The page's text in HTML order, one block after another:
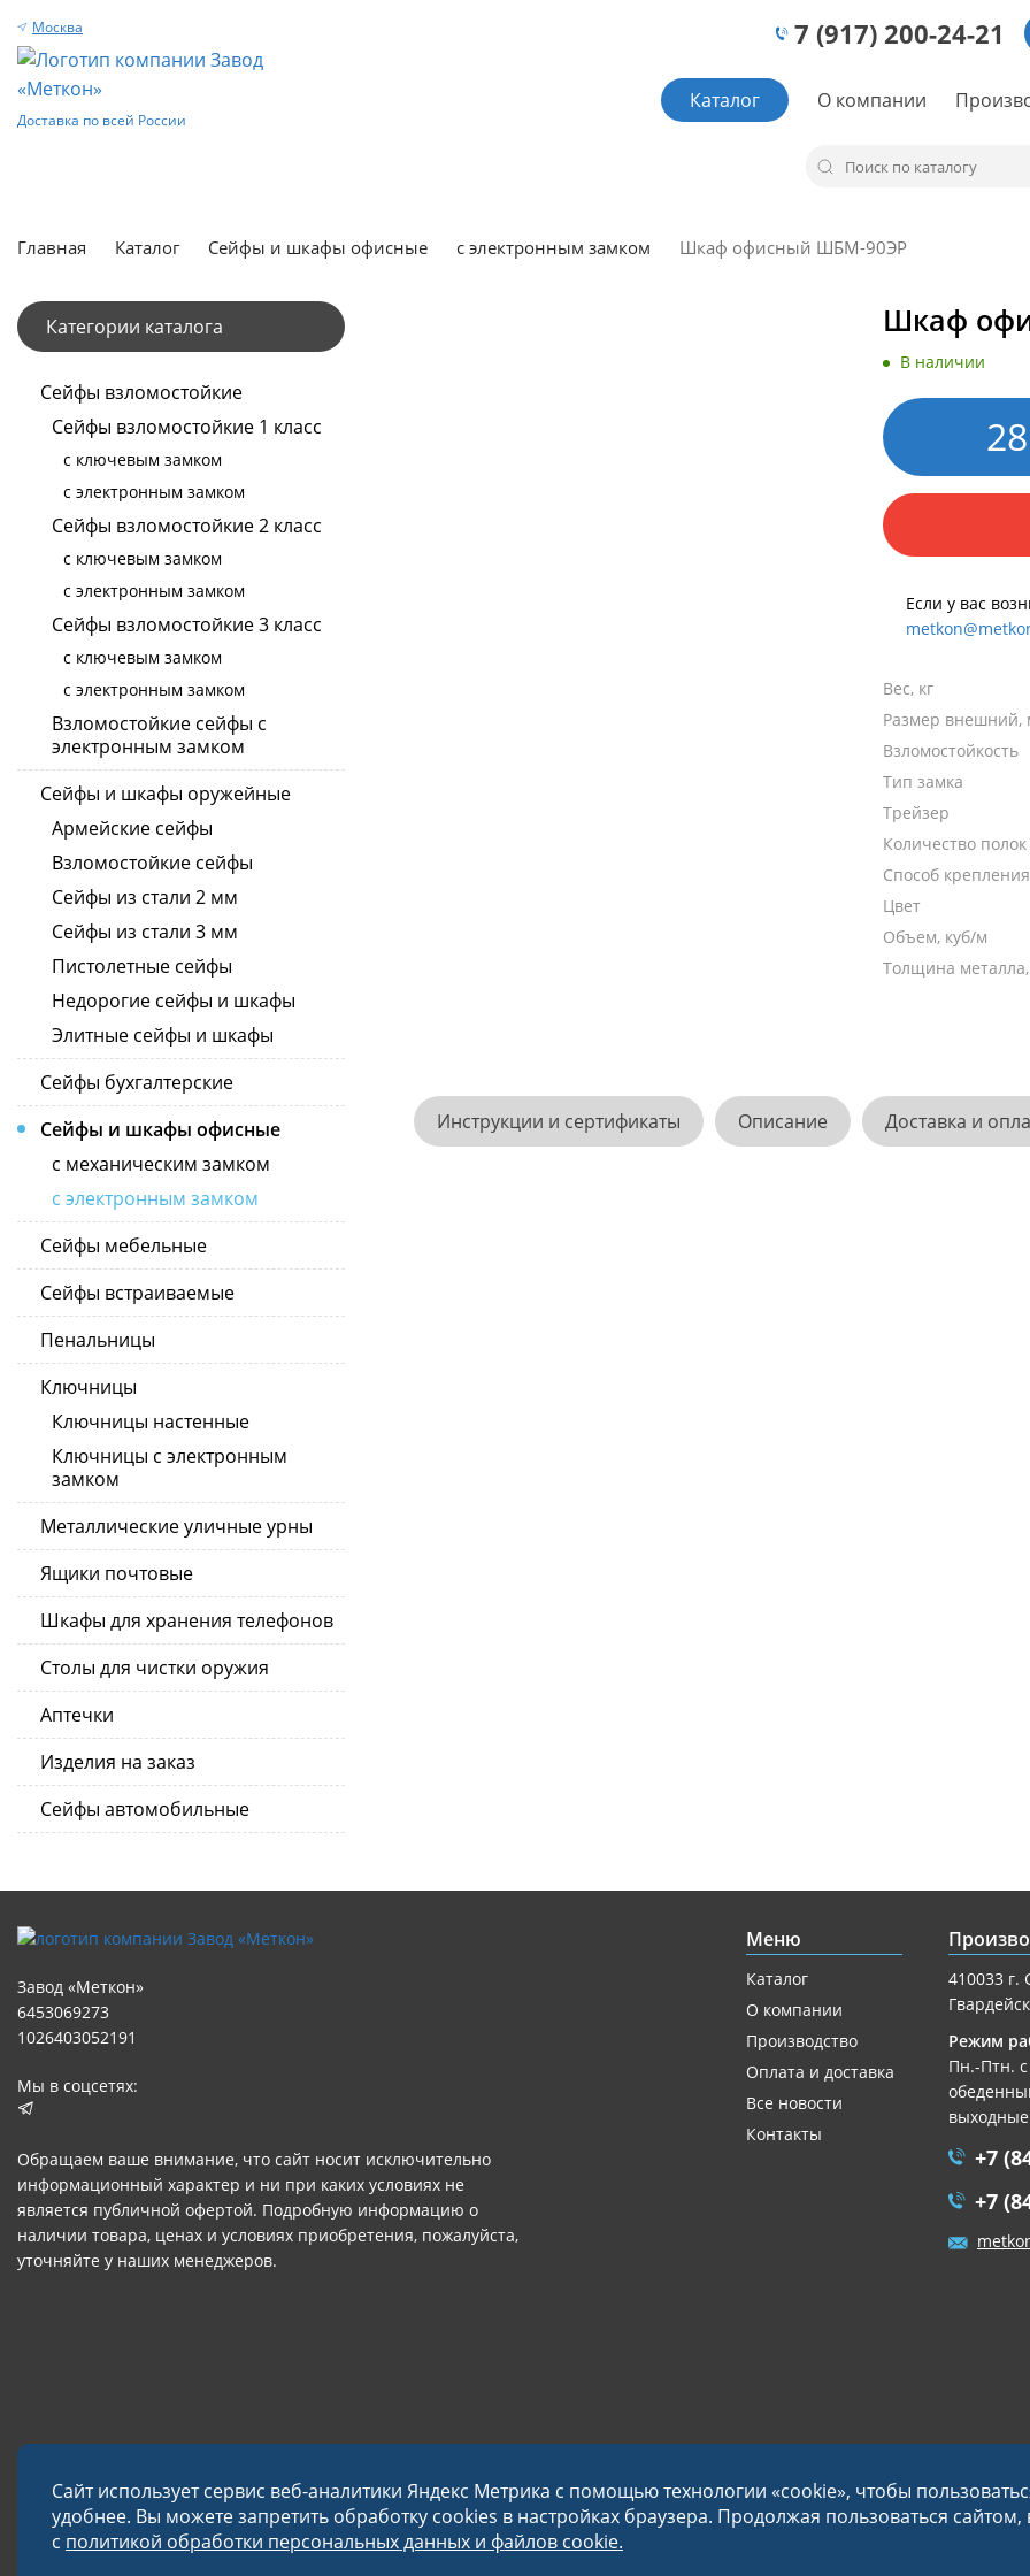
Москва
Доставка по всей России
7 (917) 200-24-21
Каталог О компании
Главная Каталог Сейфы и шкафы офисные с электронным замком Шкаф офисный ШБМ-90ЭР
Категории каталога
Сейфы взломостойкие
Сейфы взломостойкие 1 класс
с ключевым замком
с электронным замком
Сейфы взломостойкие 2 класс
с ключевым замком
с электронным замком
Сейфы взломостойкие 3 класс
с ключевым замком
с электронным замком
Взломостойкие сейфы с
электронным замком
Сейфы и шкафы оружейные
Армейские сейфы
Взломостойкие сейфы
Сейфы из стали 2 мм
Сейфы из стали 3 мм
Пистолетные сейфы
Недорогие сейфы и шкафы
Элитные сейфы и шкафы
Сейфы бухгалтерские
Сейфы и шкафы офисные
с механическим замком
с электронным замком
Сейфы мебельные
Сейфы встраиваемые
Пенальницы
Ключницы
Ключницы настенные
Ключницы с электронным
замком
Металлические уличные урны
Ящики почтовые
Шкафы для хранения телефонов
Столы для чистки оружия
Аптечки
Изделия на заказ
Сейфы автомобильные
Шкаф
В наличии
Если у вас
Вес, кг
Размер внешний,
Взломостойкость
Тип замка
Трейзер
Количество полок
Способ крепления
Цвет
Объем, куб/м
Толщина
Инструкции и сертификаты Описание Доставка и
Завод «Меткон»
6453069273
1026403052191
Мы в соцсетях:
Обращаем ваше внимание, что сайт носит исключительно
информационный характер и ни при каких условиях не
является публичной офертой. Подробную информацию о
наличии товара, ценах и условиях приобретения, пожалуйста,
уточняйте у наших менеджеров.
Меню
Каталог
О компании
Производство
Оплата и доставка
Все новости
Контакты
410033 г.
Режим
Пн.-Птн.
+7
+7
© 2026 Завод «Меткон» Политика в отношении обработки данных
Сайт использует сервис веб-аналитики Яндекс Метрика с помощью технологии «cookie», чтобы
удобнее. Вы можете запретить обработку cookies в настройках браузера. Продолжая пользоваться сайтом,
с политикой обработки персональных данных и файлов cookie.